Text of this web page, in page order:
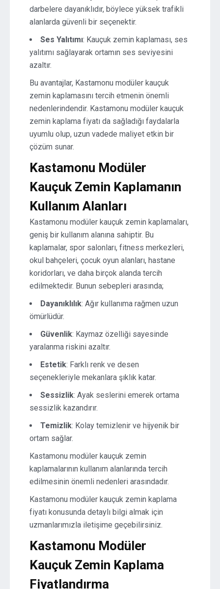
darbelere dayanıklıdır, böylece yüksek trafikli
alanlarda güvenli bir seçenektir.
Ses Yalıtımı: Kauçuk zemin kaplaması, ses
yalıtımı sağlayarak ortamın ses seviyesini
azaltır.
Bu avantajlar, Kastamonu modüler kauçuk
zemin kaplamasını tercih etmenin önemli
nedenlerindendir. Kastamonu modüler kauçuk
zemin kaplama fiyatı da sağladığı faydalarla
uyumlu olup, uzun vadede maliyet etkin bir
çözüm sunar.
Kastamonu Modüler
Kauçuk Zemin Kaplamanın
Kullanım Alanları
Kastamonu modüler kauçuk zemin kaplamaları,
geniş bir kullanım alanına sahiptir. Bu
kaplamalar, spor salonları, fitness merkezleri,
okul bahçeleri, çocuk oyun alanları, hastane
koridorları, ve daha birçok alanda tercih
edilmektedir. Bunun sebepleri arasında;
Dayanıklılık: Ağır kullanıma rağmen uzun
ömürlüdür.
Güvenlik: Kaymaz özelliği sayesinde
yaralanma riskini azaltır.
Estetik: Farklı renk ve desen
seçenekleriyle mekanlara şıklık katar.
Sessizlik: Ayak seslerini emerek ortama
sessizlik kazandırır.
Temizlik: Kolay temizlenir ve hijyenik bir
ortam sağlar.
Kastamonu modüler kauçuk zemin
kaplamalarının kullanım alanlarında tercih
edilmesinin önemli nedenleri arasındadır.
Kastamonu modüler kauçuk zemin kaplama
fiyatı konusunda detaylı bilgi almak için
uzmanlarımızla iletişime geçebilirsiniz.
Kastamonu Modüler
Kauçuk Zemin Kaplama
Fiyatlandırma